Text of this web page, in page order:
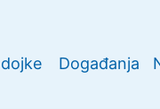
Događanja